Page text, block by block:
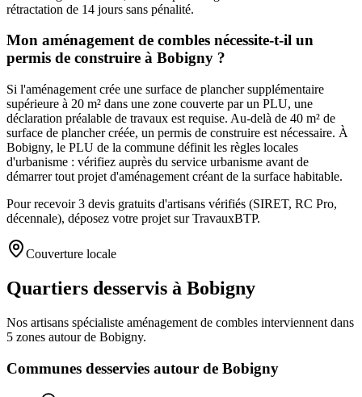
rétractation de 14 jours sans pénalité.
Mon aménagement de combles nécessite-t-il un
permis de construire à Bobigny ?
Si l'aménagement crée une surface de plancher supplémentaire
supérieure à 20 m² dans une zone couverte par un PLU, une
déclaration préalable de travaux est requise. Au-delà de 40 m² de
surface de plancher créée, un permis de construire est nécessaire. À
Bobigny, le PLU de la commune définit les règles locales
d'urbanisme : vérifiez auprès du service urbanisme avant de
démarrer tout projet d'aménagement créant de la surface habitable.
Pour recevoir 3 devis gratuits d'artisans vérifiés (SIRET, RC Pro,
décennale), déposez votre projet sur TravauxBTP.
Couverture locale
Quartiers desservis à Bobigny
Nos artisans spécialiste aménagement de combles interviennent dans
5 zones autour de Bobigny.
Communes desservies autour de Bobigny